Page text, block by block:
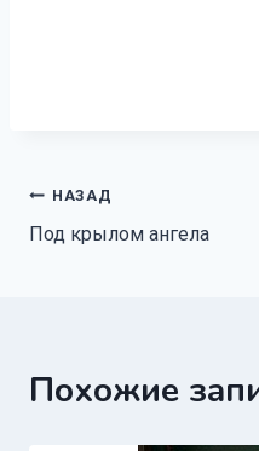
Навигация
по
НАЗАД
Под крылом ангела
Похожие